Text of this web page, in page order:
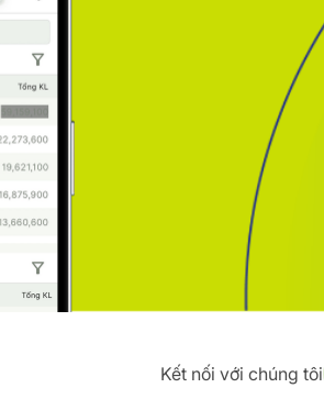
Kết nối với chúng tôi